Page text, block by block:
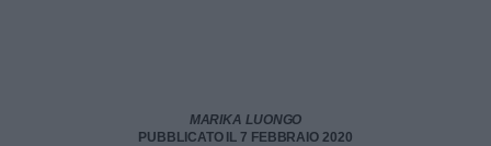
MARIKA LUONGO
PUBBLICATO IL 7 FEBBRAIO 2020